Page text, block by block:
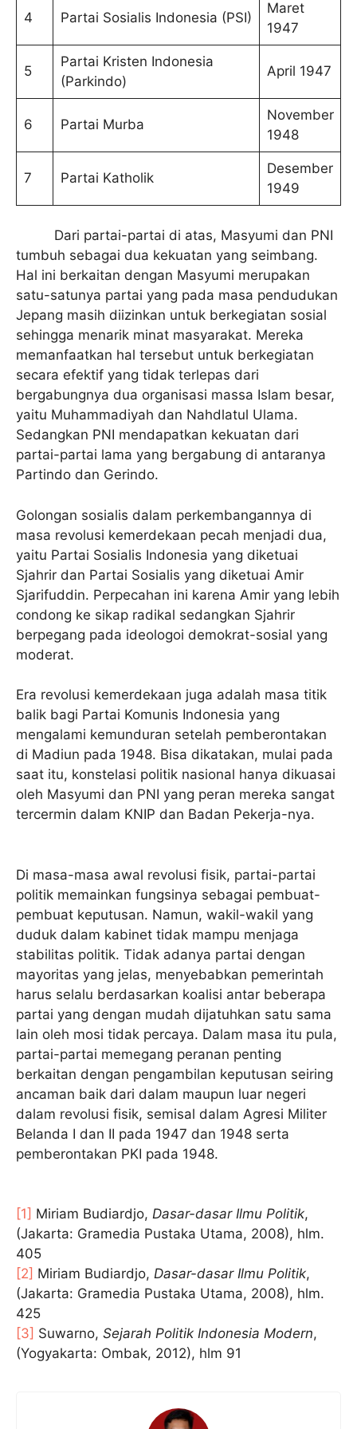
4 Partai Sosialis Indonesia (PSI)
Maret
1947
5
Partai Kristen Indonesia
(Parkindo)
April 1947
6 Partai Murba
November
1948
7 Partai Katholik
Desember
1949
Dari partai-partai di atas, Masyumi dan PNI
tumbuh sebagai dua kekuatan yang seimbang.
Hal ini berkaitan dengan Masyumi merupakan
satu-satunya partai yang pada masa pendudukan
Jepang masih diizinkan untuk berkegiatan sosial
sehingga menarik minat masyarakat. Mereka
memanfaatkan hal tersebut untuk berkegiatan
secara efektif yang tidak terlepas dari
bergabungnya dua organisasi massa Islam besar,
yaitu Muhammadiyah dan Nahdlatul Ulama.
Sedangkan PNI mendapatkan kekuatan dari
partai-partai lama yang bergabung di antaranya
Partindo dan Gerindo.
Golongan sosialis dalam perkembangannya di
masa revolusi kemerdekaan pecah menjadi dua,
yaitu Partai Sosialis Indonesia yang diketuai
Sjahrir dan Partai Sosialis yang diketuai Amir
Sjarifuddin. Perpecahan ini karena Amir yang lebih
condong ke sikap radikal sedangkan Sjahrir
berpegang pada ideologoi demokrat-sosial yang
moderat.
Era revolusi kemerdekaan juga adalah masa titik
balik bagi Partai Komunis Indonesia yang
mengalami kemunduran setelah pemberontakan
di Madiun pada 1948. Bisa dikatakan, mulai pada
saat itu, konstelasi politik nasional hanya dikuasai
oleh Masyumi dan PNI yang peran mereka sangat
tercermin dalam KNIP dan Badan Pekerja-nya.
Di masa-masa awal revolusi fisik, partai-partai
politik memainkan fungsinya sebagai pembuat-
pembuat keputusan. Namun, wakil-wakil yang
duduk dalam kabinet tidak mampu menjaga
stabilitas politik. Tidak adanya partai dengan
mayoritas yang jelas, menyebabkan pemerintah
harus selalu berdasarkan koalisi antar beberapa
partai yang dengan mudah dijatuhkan satu sama
lain oleh mosi tidak percaya. Dalam masa itu pula,
partai-partai memegang peranan penting
berkaitan dengan pengambilan keputusan seiring
ancaman baik dari dalam maupun luar negeri
dalam revolusi fisik, semisal dalam Agresi Militer
Belanda I dan II pada 1947 dan 1948 serta
pemberontakan PKI pada 1948.
[1] Miriam Budiardjo, Dasar-dasar Ilmu Politik,
(Jakarta: Gramedia Pustaka Utama, 2008), hlm.
405
[2] Miriam Budiardjo, Dasar-dasar Ilmu Politik,
(Jakarta: Gramedia Pustaka Utama, 2008), hlm.
425
[3] Suwarno, Sejarah Politik Indonesia Modern,
(Yogyakarta: Ombak, 2012), hlm 91